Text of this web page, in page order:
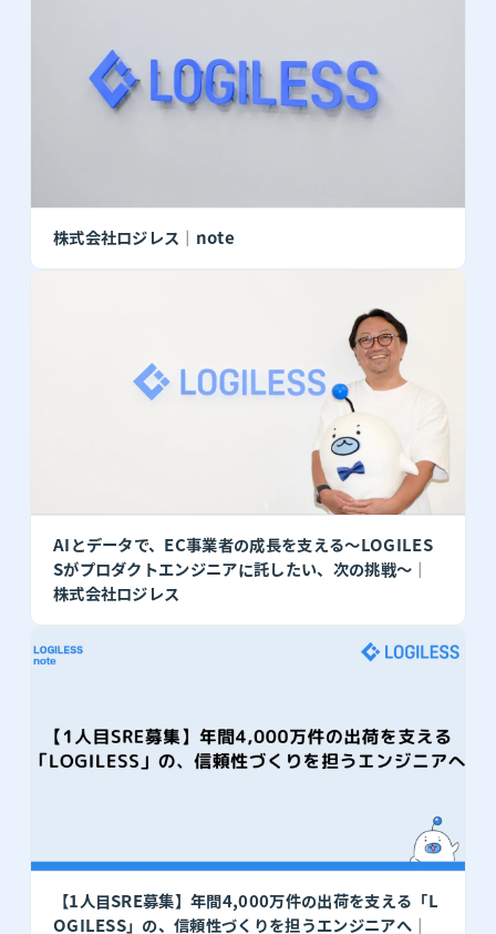
株式会社ロジレス｜note
AIとデータで、EC事業者の成長を支える〜LOGILES
Sがプロダクトエンジニアに託したい、次の挑戦〜｜
株式会社ロジレス
【1人目SRE募集】年間4,000万件の出荷を支える「L
OGILESS」の、信頼性づくりを担うエンジニアへ｜